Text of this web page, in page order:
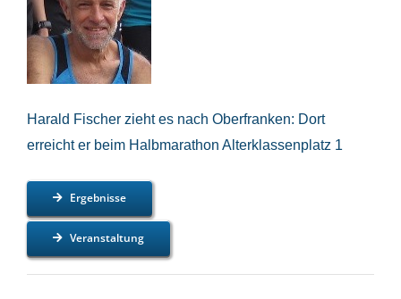
Harald Fischer zieht es nach Oberfranken: Dort
erreicht er beim Halbmarathon Alterklassenplatz 1
Ergebnisse
Veranstaltung